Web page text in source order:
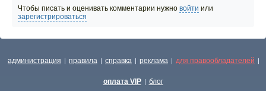
Чтобы писать и оценивать комментарии нужно войти или
зарегистрироваться
администрация | правила | справка | реклама | для правообладателей |
оплата VIP | блог